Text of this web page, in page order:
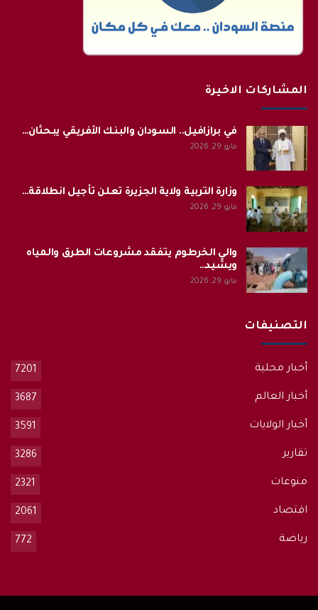
المشاركات الاخيرة
في برازافيل.. السودان والبنك الأفريقي يبحثان…
مايو 29, 2026
وزارة التربية ولاية الجزيرة تعلن تأجيل انطلاقة…
مايو 29, 2026
والي الخرطوم يتفقد مشروعات الطرق والمياه
ويشيد…
مايو 29, 2026
التصنيفات
أخبار محلية 7201
أخبار العالم 3687
أخبار الولايات 3591
تقارير 3286
منوعات 2321
اقتصاد 2061
رياضة 772